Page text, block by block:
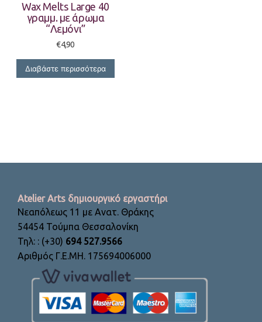
Wax Melts Large 40
γραμμ. με άρωμα
“Λεμόνι”
€4,90
Διαβάστε περισσότερα
Atelier Arts δημιουργικό εργαστήρι
Νεαπόλεως 11 με Ανατ. Θράκης
54454 Τούμπα Θεσσαλονίκη
Τηλ: : (+30) 694 527.9566
Αριθμός Γ.Ε.ΜΗ. 175694006000